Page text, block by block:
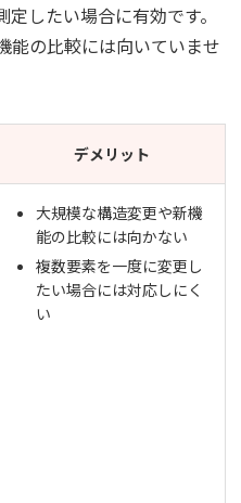
したい場合に有効です。
能の比較には向いていませ
デメリット
大規模な構造変更や新機
能の比較には向かない
複数要素を一度に変更し
たい場合には対応しにく
い